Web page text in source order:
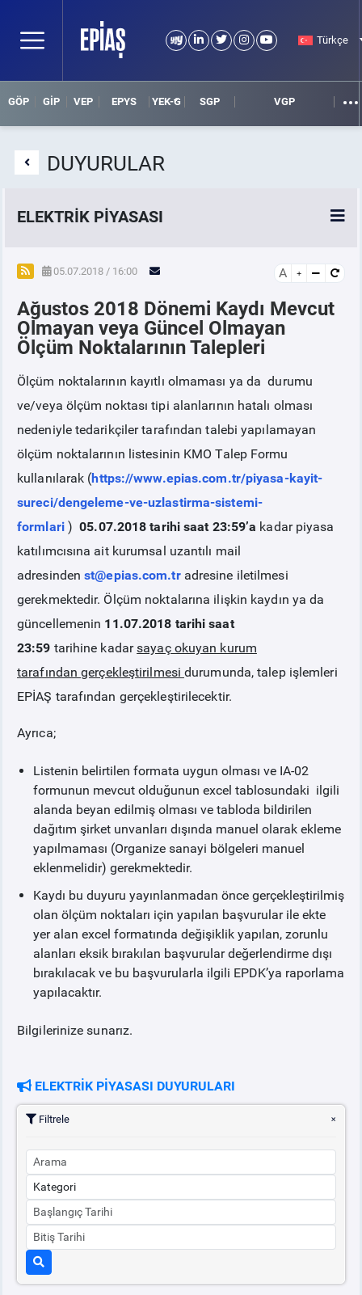
Türkçe
GÖP GİP VEP EPYS YEK-G SGP VGP
DUYURULAR
ELEKTRİK PİYASASI
SPOT ELEKTRİK PİYASALARI
ÖRNEK FİNANS BELGELERİ
VADELİ ELEKTRİK PİYASASI
PİYASAKAYITSÜRECİ
SERBEST TÜKETİCİ
MALİ UZLAŞTIRMA
TEMİNAT
BÜLTENLER
DUYURULAR
BT HİZMET YÖNETİM SİSTEMİ POLİTİKAMIZ
05.07.2018 / 16:00 A
Ağustos 2018 Dönemi Kaydı Mevcut
Olmayan veya Güncel Olmayan
Ölçüm Noktalarının Talepleri
Ölçüm noktalarının kayıtlı olmaması ya da durumu
ve/veya ölçüm noktası tipi alanlarının hatalı olması
nedeniyle tedarikçiler tarafından talebi yapılamayan
ölçüm noktalarının listesinin KMO Talep Formu
kullanılarak (https://www.epias.com.tr/piyasa-kayit-
sureci/dengeleme-ve-uzlastirma-sistemi-
formlari)05.07.2018 tarihi saat 23:59’a kadar piyasa
katılımcısına ait kurumsal uzantılı mail
adresindenst@epias.com.tradresine iletilmesi
gerekmektedir. Ölçüm noktalarına ilişkin kaydın ya da
güncellemenin 11.07.2018 tarihi saat
23:59 tarihine kadarsayaç okuyan kurum
tarafındangerçekleştirilmesidurumunda, talep işlemleri
EPİAŞ tarafından gerçekleştirilecektir.
Ayrıca;
Listenin belirtilen formata uygun olması ve IA-02
formunun mevcut olduğunun excel tablosundaki ilgili
alanda beyan edilmiş olması ve tabloda bildirilen
dağıtım şirket unvanları dışında manuel olarak ekleme
yapılmaması (Organize sanayi bölgeleri manuel
eklenmelidir) gerekmektedir.
Kaydı bu duyuru yayınlanmadan önce gerçekleştirilmiş
olan ölçüm noktaları için yapılan başvurular ile ekte
yer alan excel formatında değişiklik yapılan, zorunlu
alanları eksik bırakılan başvurular değerlendirme dışı
bırakılacak ve bu başvurularla ilgili EPDK’ya raporlama
yapılacaktır.
Bilgilerinize sunarız.
ELEKTRİK PİYASASI DUYURULARI
Filtrele